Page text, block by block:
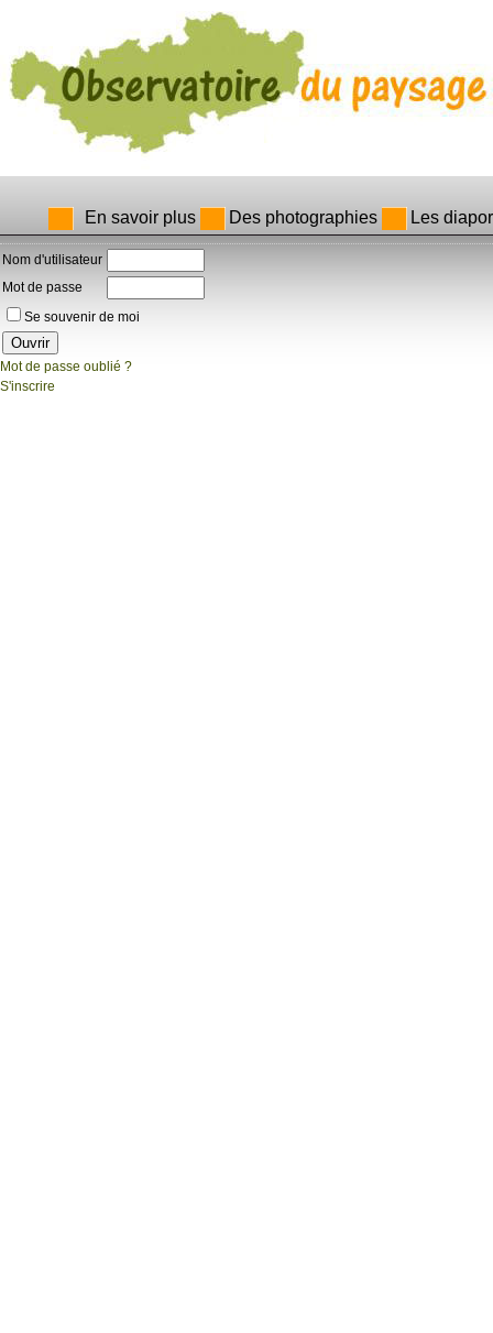
En savoir plus Des photographies Les
Nom d'utilisateur
Mot de passe
Se souvenir de moi
Mot de passe oublié ?
S'inscrire